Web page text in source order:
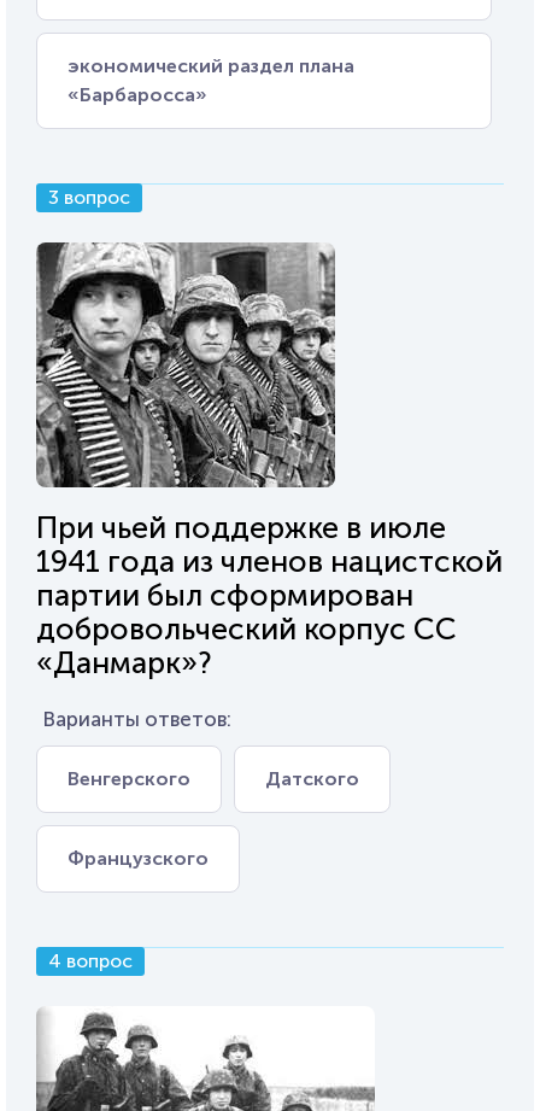
экономический раздел плана
«Барбаросса»
3 вопрос
При чьей поддержке в июле
1941 года из членов нацистской
партии был сформирован
добровольческий корпус СС
«Данмарк»?
Варианты ответов:
Венгерского Датского
Французского
4 вопрос